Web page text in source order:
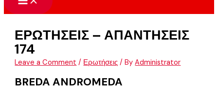
ΕΡΩΤΗΣΕΙΣ – ΑΠΑΝΤΗΣΕΙΣ
174
Leave a Comment / Ερωτήσεις / ByAdministrator
BREDA ANDROMEDA